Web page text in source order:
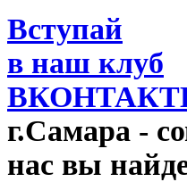
Вступай
в наш клуб
г.Самара -
нас вы